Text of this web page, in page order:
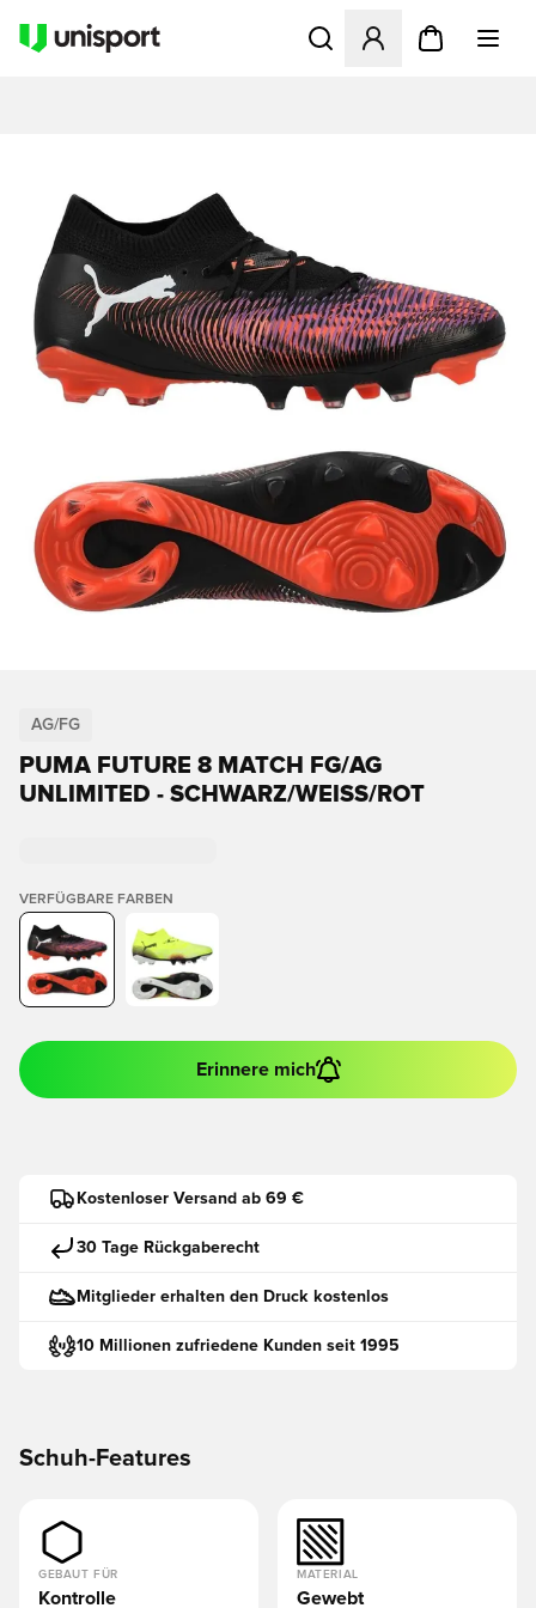
Öffnet ein neues Fenster
AG/FG
PUMA FUTURE 8 MATCH FG/AG
UNLIMITED - SCHWARZ/WEISS/ROT
VERFÜGBARE FARBEN
Erinnere mich
Kostenloser Versand ab 69 €
30 Tage Rückgaberecht
Mitglieder erhalten den Druck kostenlos
10 Millionen zufriedene Kunden seit 1995
Schuh-Features
GEBAUT FÜR
Kontrolle
MATERIAL
Gewebt